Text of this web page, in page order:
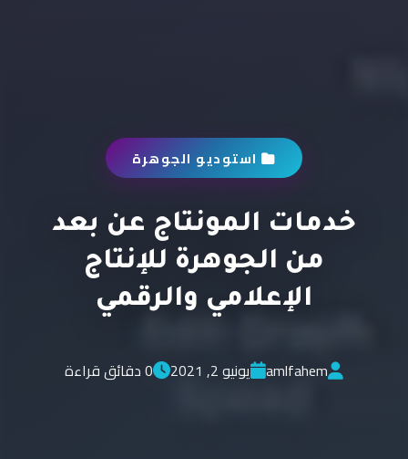
استوديو الجوهرة
خدمات المونتاج عن بعد
من الجوهرة للإنتاج
الإعلامي والرقمي
amlfahem يونيو 2, 2021 0 دقائق قراءة